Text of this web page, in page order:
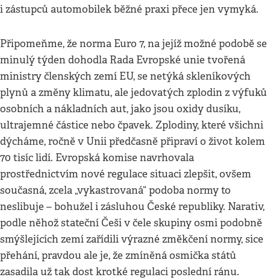
i zástupců automobilek běžné praxi přece jen vymyká.
Připomeňme, že norma Euro 7, na jejíž možné podobě se
minulý týden dohodla Rada Evropské unie tvořená
ministry členských zemí EU, se netýká skleníkových
plynů a změny klimatu, ale jedovatých zplodin z výfuků
osobních a nákladních aut, jako jsou oxidy dusíku,
ultrajemné částice nebo čpavek. Zplodiny, které všichni
dýcháme, ročně v Unii předčasně připraví o život kolem
70 tisíc lidí. Evropská komise navrhovala
prostřednictvím nové regulace situaci zlepšit, ovšem
současná, zcela „vykastrovaná“ podoba normy to
neslibuje – bohužel i zásluhou České republiky. Narativ,
podle něhož stateční Češi v čele skupiny osmi podobně
smýšlejících zemí zařídili výrazné změkčení normy, sice
přehání, pravdou ale je, že zmíněná osmička států
zasadila už tak dost krotké regulaci poslední ránu.